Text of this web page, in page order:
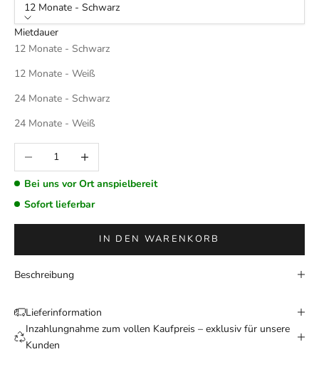
12 Monate - Schwarz
Mietdauer
12 Monate - Schwarz
12 Monate - Weiß
24 Monate - Schwarz
24 Monate - Weiß
Anzahl verringernAnzahl erhöhen
Bei uns vor Ort anspielbereit
Sofort lieferbar
IN DEN WARENKORB
Beschreibung
Lieferinformation
Inzahlungnahme zum vollen Kaufpreis – exklusiv für unsere
Kunden